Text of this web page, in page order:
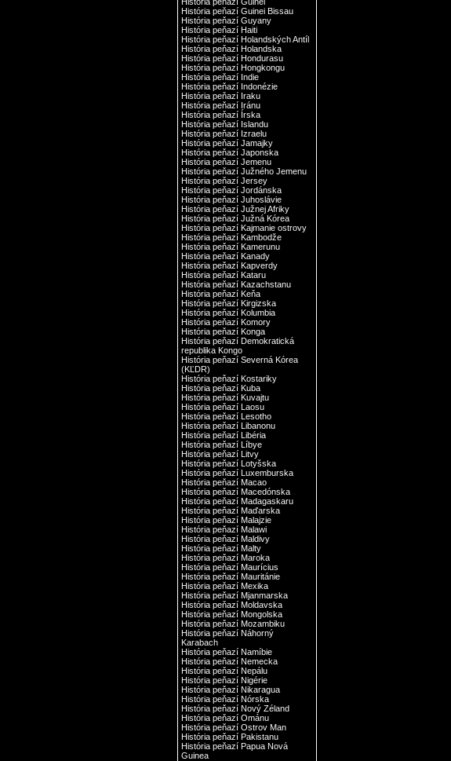
História peňazí Guinei Bissau
História peňazí Guyany
História peňazí Haiti
História peňazí Holandských Antíl
História peňazí Holandska
História peňazí Hondurasu
História peňazí Hongkongu
História peňazí Indie
História peňazí Indonézie
História peňazí Iraku
História peňazí Iránu
História peňazí Írska
História peňazí Islandu
História peňazí Izraelu
História peňazí Jamajky
História peňazí Japonska
História peňazí Jemenu
História peňazí Južného Jemenu
História peňazí Jersey
História peňazí Jordánska
História peňazí Juhoslávie
História peňazí Južnej Afriky
História peňazí Južná Kórea
História peňazí Kajmanie ostrovy
História peňazí Kambodže
História peňazí Kamerunu
História peňazí Kanady
História peňazí Kapverdy
História peňazí Kataru
História peňazí Kazachstanu
História peňazí Keňa
História peňazí Kirgizska
História peňazí Kolumbia
História peňazí Komory
História peňazí Konga
História peňazí Demokratická
republika Kongo
História peňazí Severná Kórea
(KĽDR)
História peňazí Kostariky
História peňazí Kuba
História peňazí Kuvajtu
História peňazí Laosu
História peňazí Lesotho
História peňazí Libanonu
História peňazí Libéria
História peňazí Líbye
História peňazí Litvy
História peňazí Lotyšska
História peňazí Luxemburska
História peňazí Macao
História peňazí Macedónska
História peňazí Madagaskaru
História peňazí Maďarska
História peňazí Malajzie
História peňazí Malawi
História peňazí Maldivy
História peňazí Malty
História peňazí Maroka
História peňazí Maurícius
História peňazí Mauritánie
História peňazí Mexika
História peňazí Mjanmarska
História peňazí Moldavska
História peňazí Mongolska
História peňazí Mozambiku
História peňazí Náhorný
Karabach
História peňazí Namíbie
História peňazí Nemecka
História peňazí Nepálu
História peňazí Nigérie
História peňazí Nikaragua
História peňazí Nórska
História peňazí Nový Zéland
História peňazí Ománu
História peňazí Ostrov Man
História peňazí Pakistanu
História peňazí Papua Nová
Guinea